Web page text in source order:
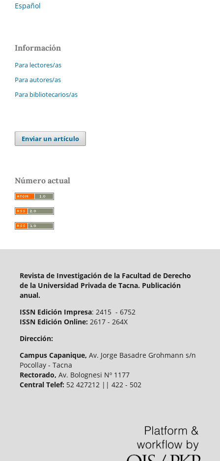
Español
Información
Para lectores/as
Para autores/as
Para bibliotecarios/as
Enviar un artículo
Número actual
Revista de Investigación de la Facultad de Derecho
de la Universidad Privada de Tacna. Publicación
anual.
ISSN Edición Impresa: 2415 - 6752
ISSN Edición Online: 2617 - 264X
Dirección:
Campus Capanique, Av. Jorge Basadre Grohmann s/n
Pocollay - Tacna
Rectorado, Av. Bolognesi Nº 1177
Central Telef: 52 427212 || 422 - 502